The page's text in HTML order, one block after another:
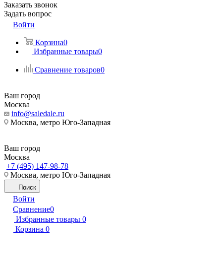
Заказать звонок
Задать вопрос
Войти
Корзина0
Избранные товары0
Сравнение товаров0
Ваш город
Москва
info@saledale.ru
Москва, метро Юго-Западная
Ваш город
Москва
+7 (495) 147-98-78
Москва, метро Юго-Западная
Поиск
Войти
Сравнение0
Избранные товары 0
Корзина 0